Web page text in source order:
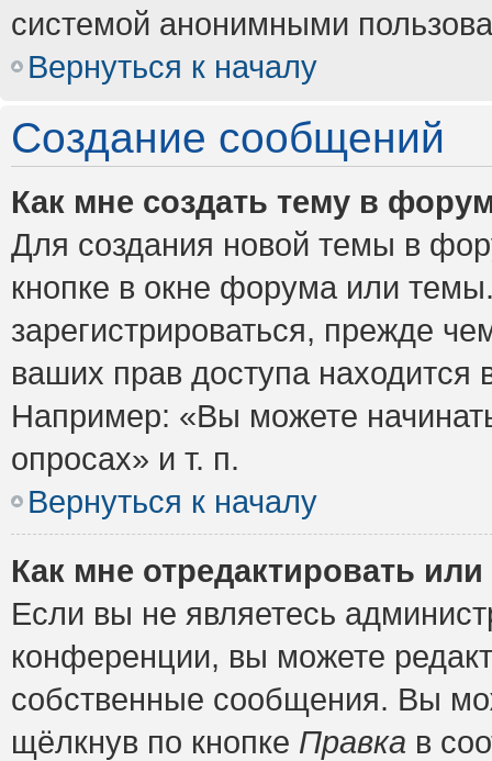
системой анонимными
Вернуться к началу
Создание сообщений
Как мне создать тему в
Для создания новой темы в
кнопке в окне форума или
зарегистрироваться, прежде
ваших прав доступа
Например: «Вы можете
опросах» и т. п.
Вернуться к началу
Как мне отредактировать
Если вы не являетесь
конференции, вы можете
собственные сообщения. Вы
щёлкнув по кнопке Правка в